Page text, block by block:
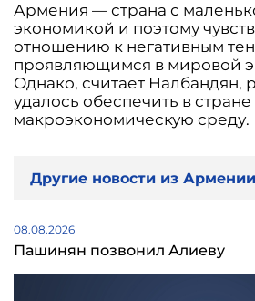
Армения — страна с
экономикой и поэтому
отношению к негативным
проявляющимся в мировой
Однако, считает Налбандян,
удалось обеспечить в
макроэкономическую среду.
Другие новости из Армении
08.08.2026
Пашинян позвонил Алиеву